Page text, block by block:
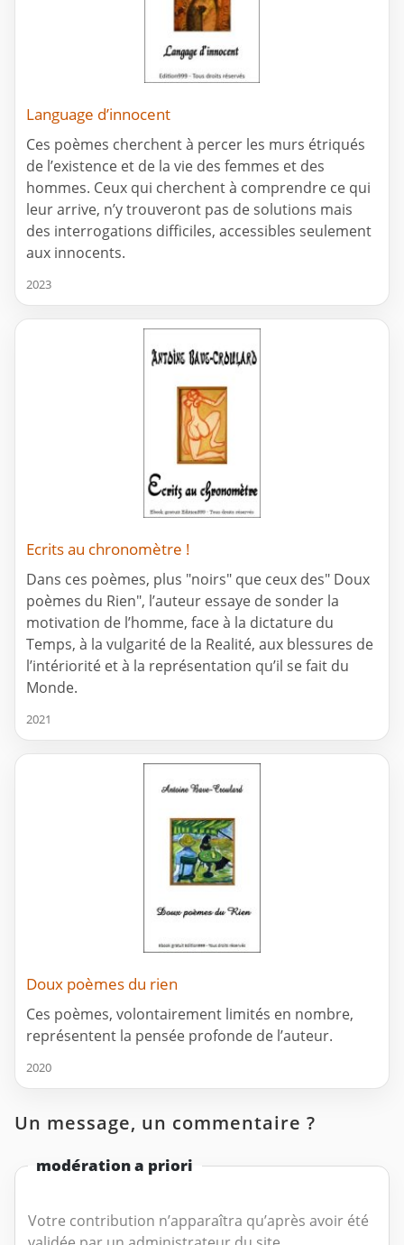
Language d’innocent
Ces poèmes cherchent à percer les murs étriqués
de l’existence et de la vie des femmes et des
hommes. Ceux qui cherchent à comprendre ce qui
leur arrive, n’y trouveront pas de solutions mais
des interrogations difficiles, accessibles seulement
aux innocents.
2023
Ecrits au chronomètre !
Dans ces poèmes, plus "noirs" que ceux des" Doux
poèmes du Rien", l’auteur essaye de sonder la
motivation de l’homme, face à la dictature du
Temps, à la vulgarité de la Realité, aux blessures de
l’intériorité et à la représentation qu’il se fait du
Monde.
2021
Doux poèmes du rien
Ces poèmes, volontairement limités en nombre,
représentent la pensée profonde de l’auteur.
2020
Un message, un commentaire ?
modération a priori
Votre contribution n’apparaîtra qu’après avoir été